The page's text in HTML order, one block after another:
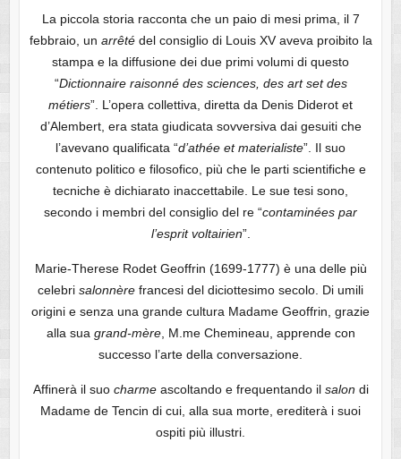
La piccola storia racconta che un paio di mesi prima, il 7
febbraio, un arrêtédel consiglio di Louis XV aveva proibito la
stampa e la diffusione dei due primi volumi di questo
“Dictionnaire raisonné des sciences, des art set des
métiers”. L’opera collettiva, diretta da Denis Diderot et
d’Alembert, era stata giudicata sovversiva dai gesuiti che
l’avevano qualificata “d’athée et materialiste”. Il suo
contenuto politico e filosofico, più che le parti scientifiche e
tecniche è dichiarato inaccettabile. Le sue tesi sono,
secondo i membri del consiglio del re “contaminées par
l’esprit voltairien”.
Marie-Therese Rodet Geoffrin (1699-1777) è una delle più
celebri salonnère francesi del diciottesimo secolo. Di umili
origini e senza una grande cultura Madame Geoffrin, grazie
alla sua grand-mère, M.me Chemineau, apprende con
successo l’arte della conversazione.
Affinerà il suo charmeascoltando e frequentando il salon di
Madame de Tencin di cui, alla sua morte, erediterà i suoi
ospiti più illustri.